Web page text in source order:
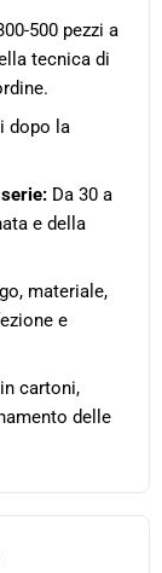
500 pezzi a
tecnica di
dopo la
Da 30 a
e della
materiale,
e
cartoni,
delle